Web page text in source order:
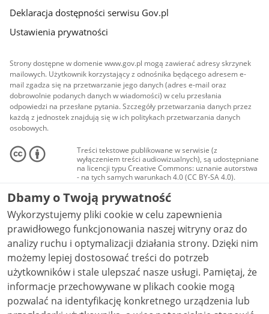
Deklaracja dostępności serwisu Gov.pl
Ustawienia prywatności
Strony dostępne w domenie www.gov.pl mogą zawierać adresy skrzynek
mailowych. Użytkownik korzystający z odnośnika będącego adresem e-
mail zgadza się na przetwarzanie jego danych (adres e-mail oraz
dobrowolnie podanych danych w wiadomości) w celu przesłania
odpowiedzi na przesłane pytania. Szczegóły przetwarzania danych przez
każdą z jednostek znajdują się w ich politykach przetwarzania danych
osobowych.
Treści tekstowe publikowane w serwisie (z
wyłączeniem treści audiowizualnych), są udostępniane
na licencji typu Creative Commons: uznanie autorstwa
- na tych samych warunkach 4.0 (CC BY-SA 4.0).
Materiały audiowizualne, w tym zdjęcia, materiały
audio i wideo, są udostępniane na licencji typu
Creative Commons: uznanie autorstwa użycie
niekomercyjne - bez utworów zależnych 4.0 (CC BY-
NC-ND 4.0), o ile nie jest to stwierdzone inaczej.
Dbamy o Twoją prywatność
Wykorzystujemy pliki cookie w celu zapewnienia
prawidłowego funkcjonowania naszej witryny oraz do
analizy ruchu i optymalizacji działania strony. Dzięki nim
możemy lepiej dostosować treści do potrzeb
użytkowników i stale ulepszać nasze usługi. Pamiętaj, że
informacje przechowywane w plikach cookie mogą
pozwalać na identyfikację konkretnego urządzenia lub